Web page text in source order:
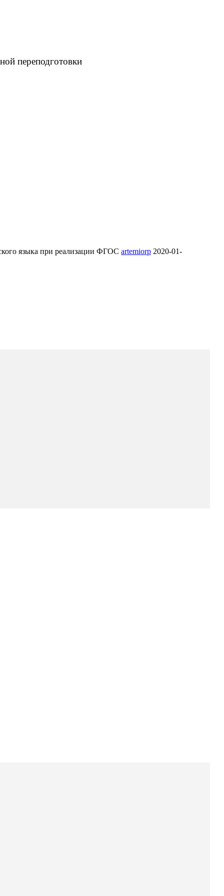
переподготовки
языка при реализации ФГОС artemiorp 2020-01-